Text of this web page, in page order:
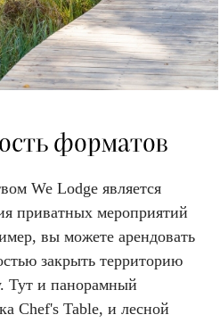
форматов
We Lodge является
приватных мероприятий
вы можете арендовать
закрыть территорию
Тут и панорамный
Chef's Table, и лесной